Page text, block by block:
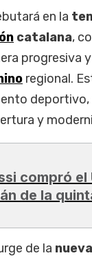
en la
catalana,
progresiva
regional.
deportivo,
y
compró el
de la
de la